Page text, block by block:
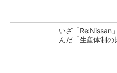
いざ「Re:Nissan
んだ「生産体制の